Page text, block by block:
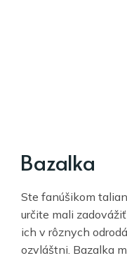
Bazalka
Ste fanúšikom
určite mali
ich v rôznych
ozvláštni. Bazalka